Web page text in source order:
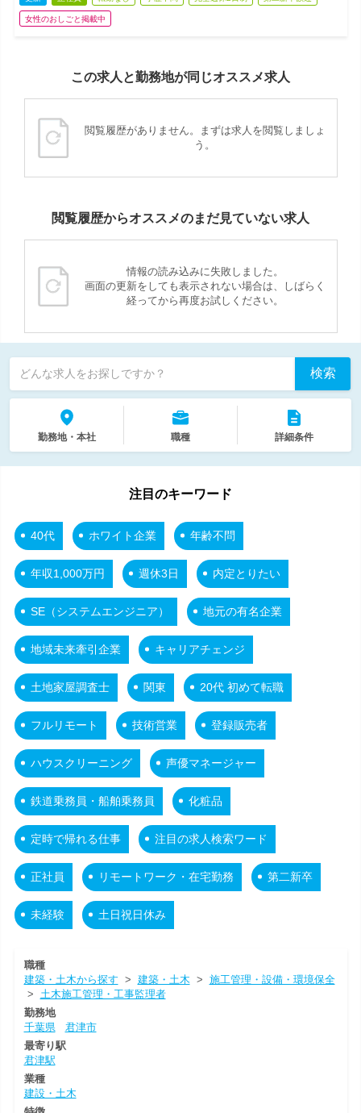
女性のおしごと掲載中
この求人と勤務地が同じオススメ求人
閲覧履歴がありません。まずは求人を閲覧しましょ
う。
閲覧履歴からオススメのまだ見ていない求人
情報の読み込みに失敗しました。
画面の更新をしても表示されない場合は、しばらく
経ってから再度お試しください。
どんな求人をお探しですか？ 検索
勤務地・本社 職種 詳細条件
注目のキーワード
40代 ホワイト企業 年齢不問
年収1,000万円 週休3日 内定とりたい
SE（システムエンジニア） 地元の有名企業
地域未来牽引企業 キャリアチェンジ
土地家屋調査士 関東 20代 初めて転職
フルリモート 技術営業 登録販売者
ハウスクリーニング 声優マネージャー
鉄道乗務員・船舶乗務員 化粧品
定時で帰れる仕事 注目の求人検索ワード
正社員 リモートワーク・在宅勤務 第二新卒
未経験 土日祝日休み
職種
建築・土木から探す > 建築・土木 > 施工管理・設備・環境保全
> 土木施工管理・工事監理者
勤務地
千葉県
君津市
最寄り駅
君津駅
業種
建設・土木